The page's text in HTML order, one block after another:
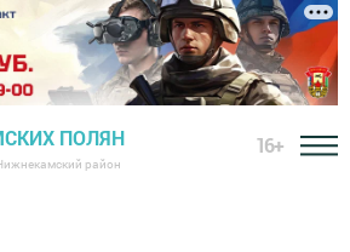
ПОЛЯН
район
16+